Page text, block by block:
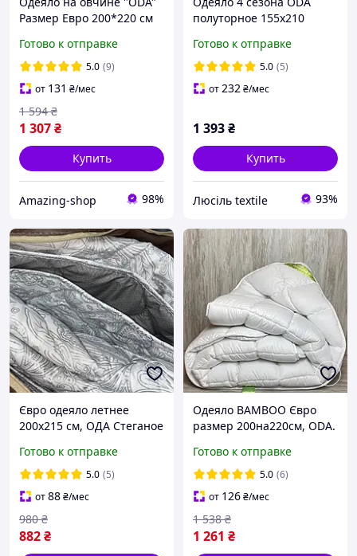
Размер Евро 200*220 см
Стеганое одеяло.
Готово к отправке
5.0 (9)
от 131 ₴/мес
1 307₴
1 594 ₴
Купить
Amazing-shop 98%
полуторное 155x210
Готово к отправке
5.0 (5)
от232₴/мес
1 393₴
Купить
Люсіль textile 93%
Євро одеяло летнее
200х215 см, ОДА Стеганое
наполнитель хлопок
(Хлопкопон)
Готово к отправке
5.0 (5)
от88₴/мес
882₴
980 ₴
Одеяло BAMBOO Євро
размер 200на220см, ODA.
размер 200х220см., ОДА
Готово к отправке
5.0 (6)
от 126₴/мес
1 261 ₴
1 538 ₴